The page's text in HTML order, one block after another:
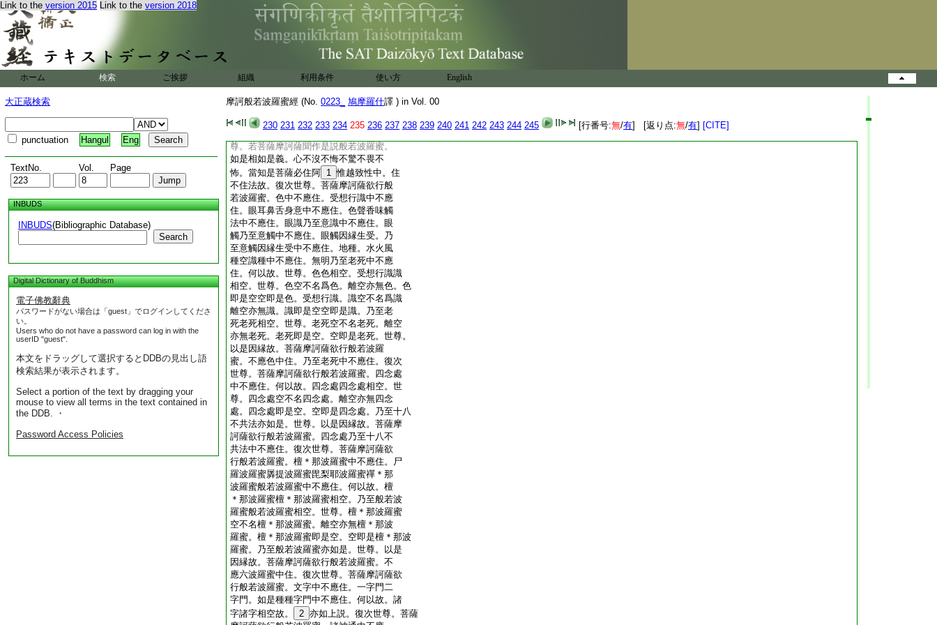
Link to the version 2015 Link to the version 2018
ホーム 検索 ご挨拶 組織 利用条件 使い方 English
大正蔵検索
punctuation Hangul Eng
TextNo. Vol. Page
INBUDS
INBUDS(Bibliographic Database)
Search
Digital Dictionary of Buddhism
電子佛教辭典
パスワードがない場合は「guest」でログインしてくださ
い。
Users who do not have a password can log in with the
userID "guest".
本文をドラッグして選択するとDDBの見出し語
検索結果が表示されます。
Select a portion of the text by dragging your
mouse to view all terms in the text contained in
the DDB. ・
Password Access Policies
摩訶般若波羅蜜經 (No. 0223_ 鳩摩羅什譯 ) in Vol. 00
230 231 232 233 234 235 236 237 238 239 240 241 242 243 244 245 [行番号:無/有] [返り点:無/有] [CITE]
中。亦不可説。譬如名虚空。亦無法中可
説。世尊。如地水火風名。亦無法中可説。
戒三昧智慧解脱解脱知見名。亦無法中可
説。如須陀洹名 17 字。乃至阿羅漢辟支佛名
＊字。亦無法中可説如佛 18
名法名。亦無法
中可説。所謂若善若不善。若常若無常。若
苦若樂。若我若無我。若寂滅若離。若有若
相不可得。云何爲菩薩作字言是菩薩。世
尊。是 19
字不住亦不不住。何以故。是字無
尊。若菩薩摩訶薩聞作是説般若波羅蜜。
如是相如是義。心不沒不悔不驚不畏不
怖。當知是菩薩必住阿 1 惟越致性中。住
不住法故。復次世尊。菩薩摩訶薩欲行般
若波羅蜜。色中不應住。受想行識中不應
住。眼耳鼻舌身意中不應住。色聲香味觸
法中不應住。眼識乃至意識中不應住。眼
觸乃至意觸中不應住。眼觸因縁生受。乃
至意觸因縁生受中不應住。地種。水火風
種空識種中不應住。無明乃至老死中不應
住。何以故。世尊。色色相空。受想行識識
相空。世尊。色空不名爲色。離空亦無色。色
即是空空即是色。受想行識。識空不名爲識
離空亦無識。識即是空空即是識。乃至老
死老死相空。世尊。老死空不名老死。離空
亦無老死。老死即是空。空即是老死。世尊。
以是因縁故。菩薩摩訶薩欲行般若波羅
蜜。不應色中住。乃至老死中不應住。復次
世尊。菩薩摩訶薩欲行般若波羅蜜。四念處
中不應住。何以故。四念處四念處相空。世
尊。四念處空不名四念處。離空亦無四念
處。四念處即是空。空即是四念處。乃至十八
不共法亦如是。世尊。以是因縁故。菩薩摩
訶薩欲行般若波羅蜜。四念處乃至十八不
共法中不應住。復次世尊。菩薩摩訶薩欲
行般若波羅蜜。檀＊那波羅蜜中不應住。尸
羅波羅蜜羼提波羅蜜毘梨耶波羅蜜禪＊那
波羅蜜般若波羅蜜中不應住。何以故。檀
＊那波羅蜜檀＊那波羅蜜相空。乃至般若波
羅蜜般若波羅蜜相空。世尊。檀＊那波羅蜜
空不名檀＊那波羅蜜。離空亦無檀＊那波
羅蜜。檀＊那波羅蜜即是空。空即是檀＊那波
羅蜜。乃至般若波羅蜜亦如是。世尊。以是
因縁故。菩薩摩訶薩欲行般若波羅蜜。不
應六波羅蜜中住。復次世尊。菩薩摩訶薩欲
行般若波羅蜜。文字中不應住。一字門二
字門。如是種種字門中不應住。何以故。諸
字諸字相空故。
2 亦如上説。復次世尊。菩薩